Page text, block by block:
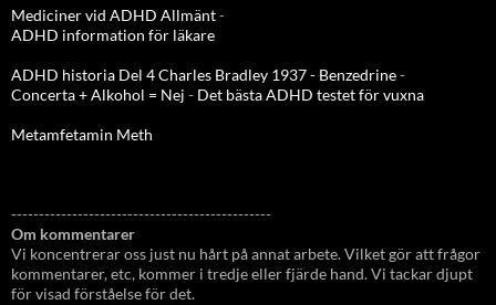
Mediciner vid ADHD Allmänt-
ADHD information för läkare
ADHD historia Del 4 Charles Bradley 1937 - Benzedrine-
Concerta + Alkohol = Nej - Det bästa ADHD testet för vuxna
Metamfetamin Meth
-----------------------------------------------
Om kommentarer
Vi koncentrerar oss just nu hårt på annat arbete. Vilket gör att frågor
kommentarer, etc, kommer i tredje eller fjärde hand. Vi tackar djupt
för visad förståelse för det.